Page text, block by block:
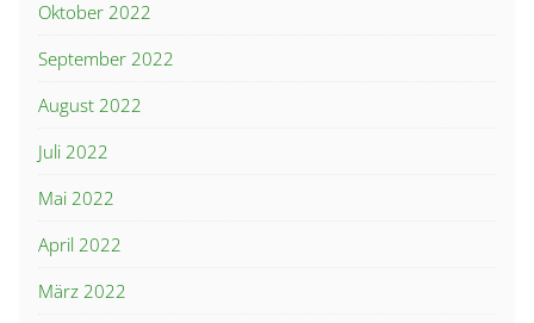
Oktober 2022
September 2022
August 2022
Juli 2022
Mai 2022
April 2022
März 2022